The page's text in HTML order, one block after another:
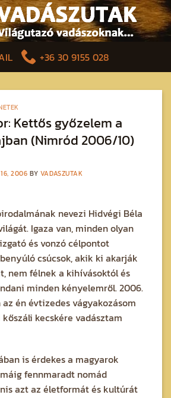
+36 30 9155 028
Kettős győzelem a
(Nimród 2006/10)
2006 BY VADASZUTAK
nevezi Hidvégi Béla
Igaza van, minden olyan
és vonzó célpontot
csúcsok, akik ki akarják
nem félnek a kihívásoktól és
minden kényelemről. 2006.
én évtizedes vágyakozásom
kecskére vadásztam
is érdekes a magyarok
fennmaradt nomád
azt az életformát és kultúrát